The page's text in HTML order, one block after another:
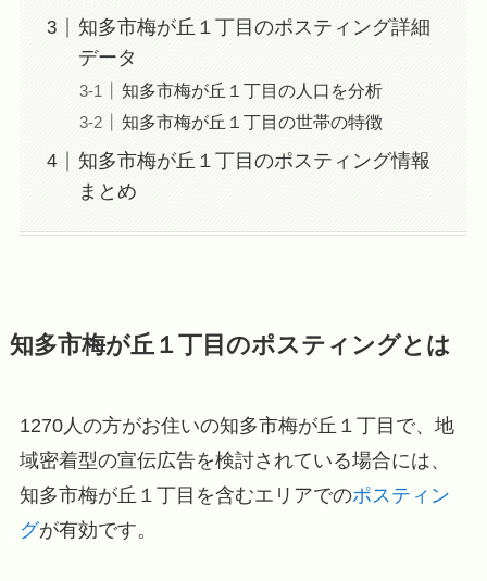
知多市梅が丘１丁目のポスティング詳細
データ
知多市梅が丘１丁目の人口を分析
知多市梅が丘１丁目の世帯の特徴
知多市梅が丘１丁目のポスティング情報
まとめ
知多市梅が丘１丁目のポスティングとは
1270人の方がお住いの知多市梅が丘１丁目で、地
域密着型の宣伝広告を検討されている場合には、
知多市梅が丘１丁目を含むエリアでのポスティン
グが有効です。